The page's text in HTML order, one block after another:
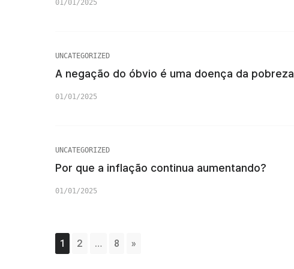
01/01/2025
UNCATEGORIZED
A negação do óbvio é uma doença da pobreza
01/01/2025
UNCATEGORIZED
Por que a inflação continua aumentando?
01/01/2025
1 2 … 8 »